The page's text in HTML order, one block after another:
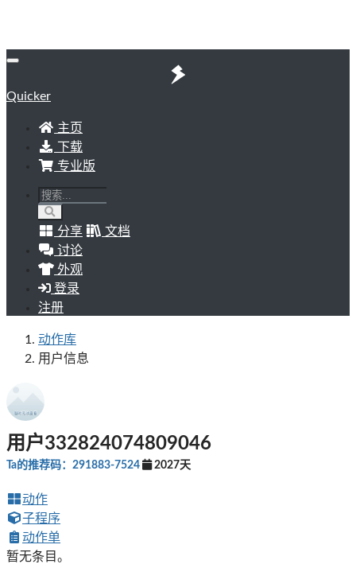
Quicker
主页
下载
专业版
分享
文档
讨论
外观
登录
注册
动作库
用户信息
用户332824074809046
Ta的推荐码：291883-7524 2027天
动作
子程序
动作单
暂无条目。